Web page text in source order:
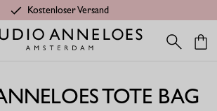
Kostenloser Versand
Anneloes tote bag jumbileum - multi color
TOTE BAG